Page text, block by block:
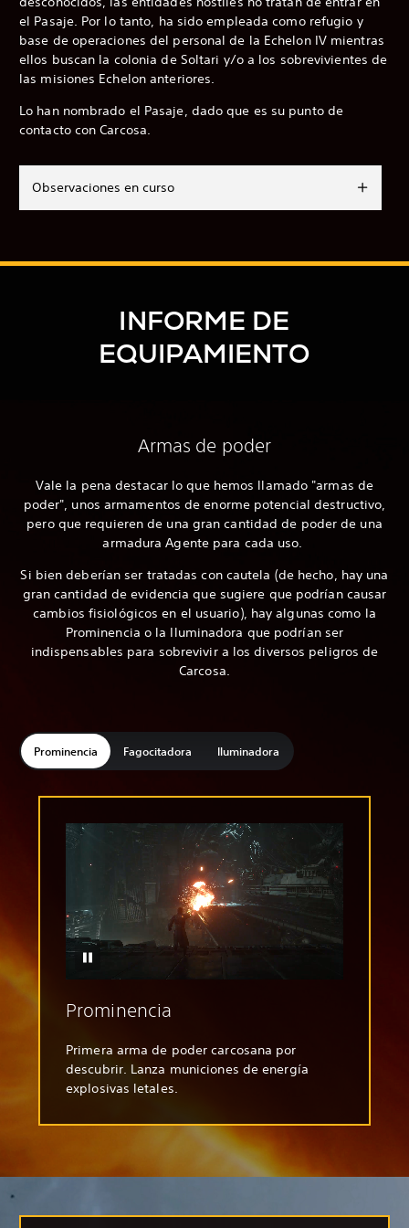
el Pasaje. Por lo tanto, ha sido empleada como refugio y
base de operaciones del personal de la Echelon IV mientras
ellos buscan la colonia de Soltari y/o a los sobrevivientes de
las misiones Echelon anteriores.
Lo han nombrado el Pasaje, dado que es su punto de
contacto con Carcosa.
Observaciones en curso
INFORME DE
EQUIPAMIENTO
Armas de poder
Vale la pena destacar lo que hemos llamado "armas de
poder", unos armamentos de enorme potencial destructivo,
pero que requieren de una gran cantidad de poder de una
armadura Agente para cada uso.
Si bien deberían ser tratadas con cautela (de hecho, hay una
gran cantidad de evidencia que sugiere que podrían causar
cambios fisiológicos en el usuario), hay algunas como la
Prominencia o la Iluminadora que podrían ser
indispensables para sobrevivir a los diversos peligros de
Carcosa.
Prominencia Fagocitadora Iluminadora
Prominencia
Primera arma de poder carcosana por
descubrir. Lanza municiones de energía
explosivas letales.